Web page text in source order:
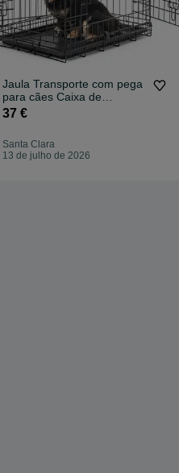
Jaula Transporte com pega
para cães Caixa de
Transporte, (M) 61x44x51
37 €
Santa Clara
13 de julho de 2026